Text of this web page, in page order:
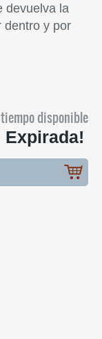
devuelva la
dentro y por
tiempo disponible
Expirada!